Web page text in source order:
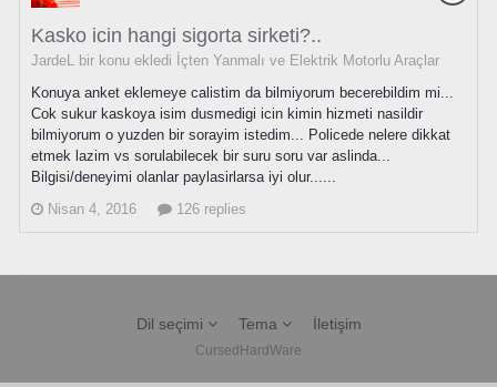
Kasko icin hangi sigorta sirketi?..
JardeL bir konu ekledi İçten Yanmalı ve Elektrik Motorlu Araçlar
Konuya anket eklemeye calistim da bilmiyorum becerebildim mi...
Cok sukur kaskoya isim dusmedigi icin kimin hizmeti nasildir
bilmiyorum o yuzden bir sorayim istedim... Policede nelere dikkat
etmek lazim vs sorulabilecek bir suru soru var aslinda...
Bilgisi/deneyimi olanlar paylasirlarsa iyi olur......
Nisan 4, 2016
126 replies
Dil seçimi Tema İletişim
CursedHardWare